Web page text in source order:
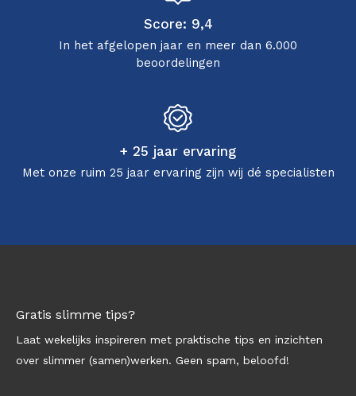
Score: 9,4
In het afgelopen jaar en meer dan 6.000
beoordelingen
+ 25 jaar ervaring
Met onze ruim 25 jaar ervaring zijn wij dé specialisten
Gratis slimme tips?
Laat wekelijks inspireren met praktische tips en inzichten
over slimmer (samen)werken. Geen spam, beloofd!